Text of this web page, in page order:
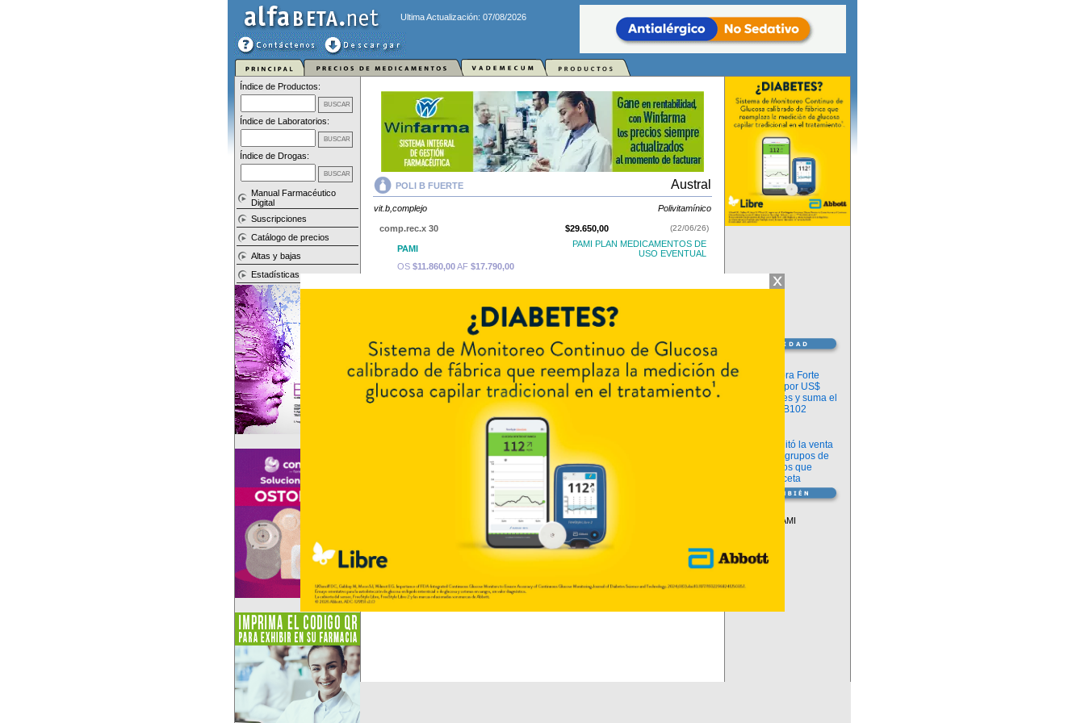
Ultima Actualización: 07/08/2026
Índice de Productos:
Índice de Laboratorios:
Índice de Drogas:
Manual Farmacéutico
Digital
Suscripciones
Catálogo de precios
Altas y bajas
Estadísticas
POLI B FUERTE Austral
vit.b,complejo Polivitamínico
comp.rec.x 30 $29.650,00 (22/06/26)
PAMI
PAMI PLAN MEDICAMENTOS DE
USO EVENTUAL
OS $11.860,00AF $17.790,00
contiene vit.b,complejoy se indica como
Es producido porAustral
Explorar más
Otros productos con
Otros productos de
Información
argenx compra Forte
Biosciences por US$
2.200 millones y suma el
anticuerpo FB102
ANMAT habilitó la venta
libre de diez grupos de
medicamentos que
requerían receta
Descuentos PAMI